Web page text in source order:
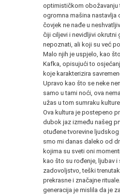
optimističkom obožavanju
ogromna maši­na nastavlja
čovjek ne nađe u
čiji ciljevi i nevidljivi okrutni
nepoznati, ali koji su već
Malo njih je uspjelo, kao
Kafka, opisujući to
koje karakterizira
Up­ravo kao što se neke
samo u tami noći, ova
užas u tom su­mraku kulture
Ova kultura je postepeno
du­bok jaz između našeg
otuđene tvorevine
smo mi danas da­leko od
kojima su sveti oni
kao što su rođenje, ljubav i
zadovoljstvo, teški
prekrasne i značajne
generacija je mislila da je